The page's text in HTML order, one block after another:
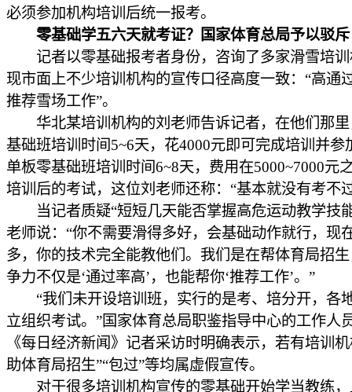
必须参加机构培训后统一报考。
零基础学五六天就考证？国家体育总局予以驳斥
记者以零基础报考者身份，咨询了多家滑雪培训
现市面上不少培训机构的宣传口径高度一致：“高通
推荐雪场工作”。
华北某培训机构的刘老师告诉记者，在他们那里
基础班培训时间5~6天，花4000元即可完成培训并参
单板零基础班培训时间6~8天，费用在5000~7000元
培训后的考试，这位刘老师还称：“基本就没有考不
当记者质疑“短短几天能否掌握高危运动教学技
老师说：“你不需要滑得多好，会基础动作就行，现
多，你的技术完全能教他们。我们是在帮体育局招
争力不仅是‘通过率高’，也能帮你‘推荐工作’。”
“我们未开设培训班，实行的是考、培分开，各
立组织考试。”国家体育总局职鉴指导中心的工作人
《每日经济新闻》记者采访时明确表示，若有培训
助体育局招生”“包过”等均属虚假宣传。
对于很多培训机构宣传的零基础开始学当教练，